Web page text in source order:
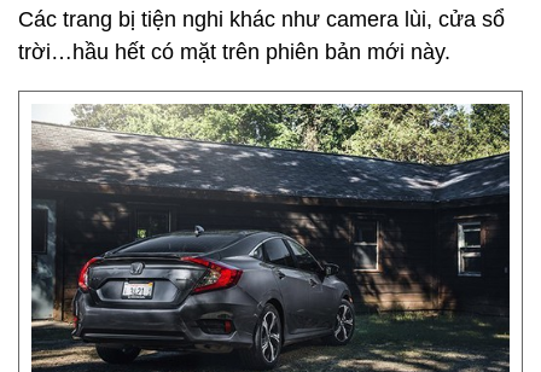
Các trang bị tiện nghi khác như camera lùi, cửa sổ
trời…hầu hết có mặt trên phiên bản mới này.